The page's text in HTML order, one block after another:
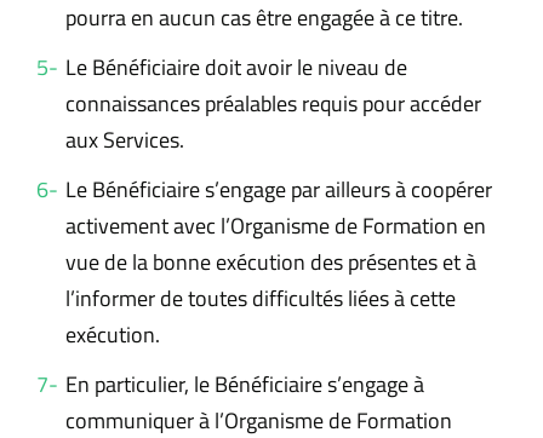
pourra en aucun cas être engagée à ce titre.
Le Bénéficiaire doit avoir le niveau de
connaissances préalables requis pour accéder
aux Services.
Le Bénéficiaire s’engage par ailleurs à coopérer
activement avec l’Organisme de Formation en
vue de la bonne exécution des présentes et à
l’informer de toutes difficultés liées à cette
exécution.
En particulier, le Bénéficiaire s’engage à
communiquer à l’Organisme de Formation